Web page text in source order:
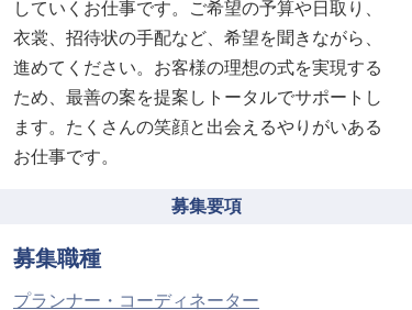
していくお仕事です。ご希望の予算や日取り、
衣裳、招待状の手配など、希望を聞きながら、
進めてください。お客様の理想の式を実現する
ため、最善の案を提案しトータルでサポートし
ます。たくさんの笑顔と出会えるやりがいある
お仕事です。
募集要項
募集職種
プランナー・コーディネーター